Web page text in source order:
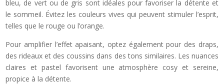
bleu, de vert ou de gris sont idéales pour favoriser la détente et
le sommeil. Évitez les couleurs vives qui peuvent stimuler l’esprit,
telles que le rouge ou l’orange.
Pour amplifier l’effet apaisant, optez également pour des draps,
des rideaux et des coussins dans des tons similaires. Les nuances
claires et pastel favorisent une atmosphère cosy et sereine,
propice à la détente.